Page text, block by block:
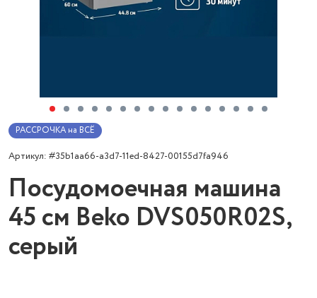
РАССРОЧКА на ВСЁ
Артикул: #35b1aa66-a3d7-11ed-8427-00155d7fa946
Посудомоечная машина
45 см Beko DVS050R02S,
серый